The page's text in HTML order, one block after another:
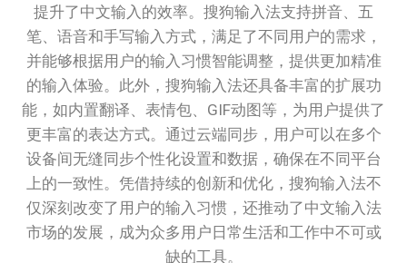
提升了中文输入的效率。搜狗输入法支持拼音、五
笔、语音和手写输入方式，满足了不同用户的需求，
并能够根据用户的输入习惯智能调整，提供更加精准
的输入体验。此外，搜狗输入法还具备丰富的扩展功
能，如内置翻译、表情包、GIF动图等，为用户提供了
更丰富的表达方式。通过云端同步，用户可以在多个
设备间无缝同步个性化设置和数据，确保在不同平台
上的一致性。凭借持续的创新和优化，搜狗输入法不
仅深刻改变了用户的输入习惯，还推动了中文输入法
市场的发展，成为众多用户日常生活和工作中不可或
缺的工具。